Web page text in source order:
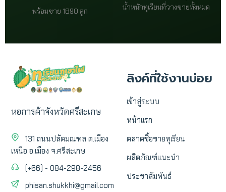
พร้อมขาย 1890 ลูก
น้ำหนักทุเรียนที่วางขายทั้งหมด
หอการค้าจังหวัดศรีสะเกษ
131 ถนนปลัดมณฑล ต.เมือง
เหนือ อ.เมือง จ.ศรีสะเกษ
(+66) - 084-298-2456
phisan.shukkhi@gmail.com
ลิงค์ที่ใช้งานบ่อย
เข้าสู่ระบบ
หน้าแรก
ตลาดซื้อขายทุเรียน
ผลิตภัณฑ์แนะนำ
ประชาสัมพันธ์